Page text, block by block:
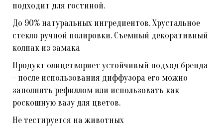
подходит для гостиной.
До 90% натуральных ингредиентов. Хрустальное
стекло ручной полировки. Съемный декоративный
колпак из замака
Продукт олицетворяет устойчивый подход бренда
- после использования диффузора его можно
заполнять рефиллом или использовать как
роскошную вазу для цветов.
Не тестируется на животных